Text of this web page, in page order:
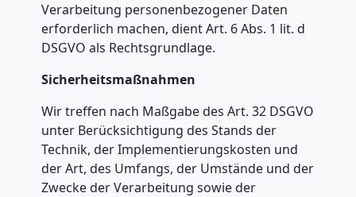
Verarbeitung personenbezogener Daten
erforderlich machen, dient Art. 6 Abs. 1 lit. d
DSGVO als Rechtsgrundlage.
Sicherheitsmaßnahmen
Wir treffen nach Maßgabe des Art. 32 DSGVO
unter Berücksichtigung des Stands der
Technik, der Implementierungskosten und
der Art, des Umfangs, der Umstände und der
Zwecke der Verarbeitung sowie der
Mann
LKW
Möbellift